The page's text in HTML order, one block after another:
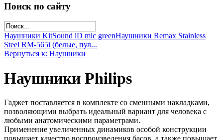
Поиск по сайту
Наушники KitSound iD mic greenНаушники Remax Stainless
Steel RM-565i (белые, пул...
Вернуться к: Наушники
Наушники Philips
Гаджет поставляется в комплекте со сменными накладками,
позволяющими выбрать идеальный вариант для человека с
любыми анатомическими параметрами.
Применение увеличенных динамиков особой конструкции